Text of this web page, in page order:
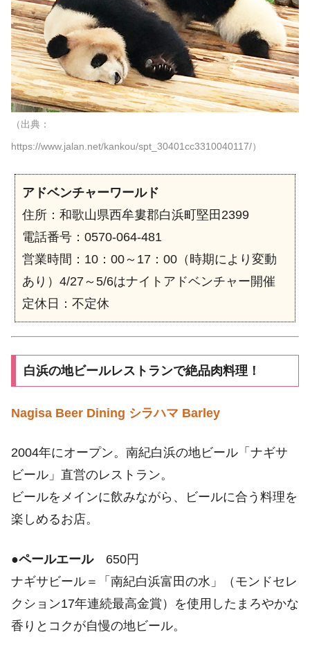
（出典：
https://www.jalan.net/kankou/spt_30401cc3310040117/）
アドベンチャーワールド
住所：和歌山県西牟婁郡白浜町堅田2399
電話番号：0570-064-481
営業時間：10：00～17：00（時期により変動
あり）4/27～5/6はナイトアドベンチャー開催
定休日：不定休
白浜の地ビールレストランで絶品肉料理！
Nagisa Beer Dining シラハマ Barley
2004年にオープン。南紀白浜の地ビール「ナギサ
ビール」直営のレストラン。
ビールをメインに飲みながら、ビールに合う料理を
楽しめるお店。
●ペールエール650円
ナギサビール＝「南紀白浜富田の水」（モンドセレ
クション17年連続最高金賞）を使用したまろやかな
香りとコクが自慢の地ビール。